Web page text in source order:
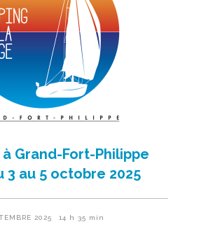
Grand-Fort-Philippe
3 au 5 octobre 2025
2025 14 h 35 min